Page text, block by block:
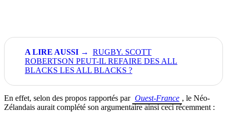
RUGBY. SCOTT
ROBERTSON PEUT-IL REFAIRE DES ALL
BLACKS LES ALL BLACKS ?
En effet, selon des propos rapportés par Ouest-France , le Néo-
Zélandais aurait complété son argumentaire ainsi ceci récemment :